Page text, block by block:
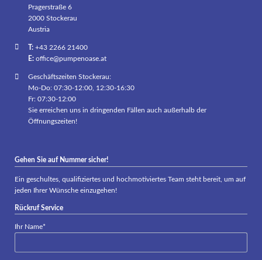
Pragerstraße 6
2000 Stockerau
Austria
T:+43 2266 21400
E: office@pumpenoase.at
Geschäftszeiten Stockerau:
Mo-Do: 07:30-12:00, 12:30-16:30
Fr: 07:30-12:00
Sie erreichen uns in dringenden Fällen auch außerhalb der
Öffnungszeiten!
Gehen Sie auf Nummer sicher!
Ein geschultes, qualifiziertes und hochmotiviertes Team steht bereit, um auf
jeden Ihrer Wünsche einzugehen!
Rückruf Service
Pflichtfeld
Ihr Name*